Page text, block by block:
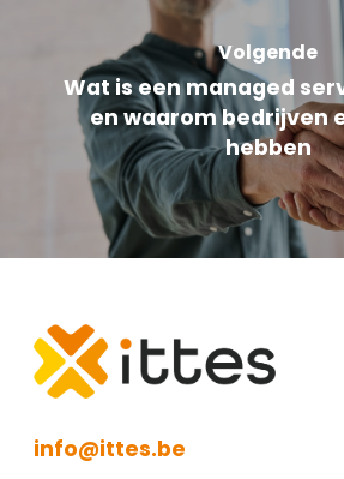
Volgende
Wat is een managed
en waarom bedrijven
hebben
info@ittes.be